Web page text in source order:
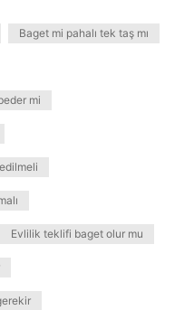
Baget mi pahalı tek taş mı
mi
Evlilik teklifi baget olur mu